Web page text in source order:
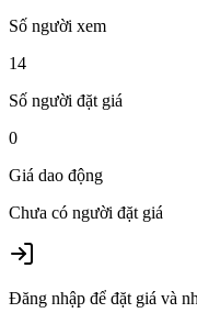
Số người xem
14
Số người đặt giá
0
Giá dao động
Chưa có người đặt giá
Đăng nhập để đặt giá và